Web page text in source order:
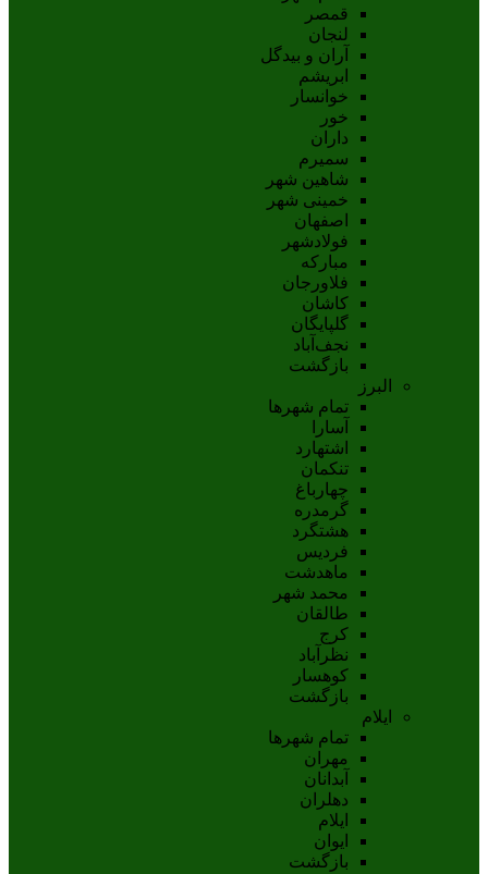
قمصر
لنجان
آران و بیدگل
ابریشم
خوانسار
خور
داران
سمیرم
شاهین شهر
خمینی شهر
اصفهان
فولادشهر
مبارکه
فلاورجان
کاشان
گلپايگان
نجف‌آباد
بازگشت
البرز
تمام شهر‌ها
آسارا
اشتهارد
تنکمان
چهارباغ
گرمدره
هشتگرد
فردیس
ماهدشت
محمد شهر
طالقان
کرج
نظرآباد
کوهسار
بازگشت
ایلام
تمام شهر‌ها
مهران
آبدانان
دهلران
ايلام
ايوان
بازگشت